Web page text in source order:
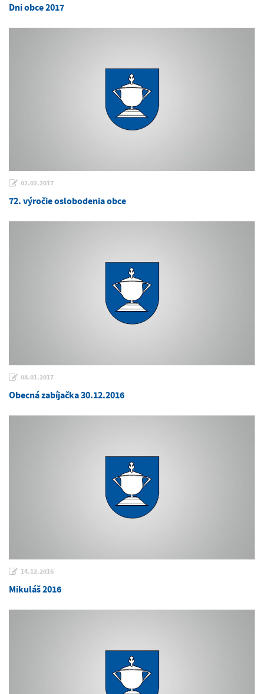
Dni obce 2017
02.02.2017
72. výročie oslobodenia obce
08.01.2017
Obecná zabíjačka 30.12.2016
14.12.2016
Mikuláš 2016